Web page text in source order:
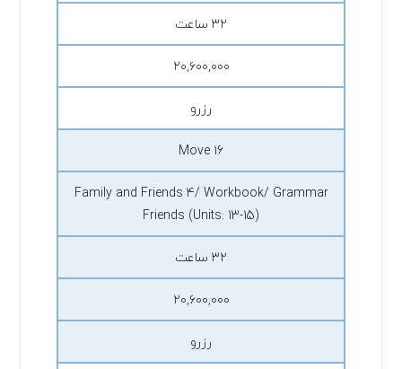
۳۲ ساعت
۲۰,۶۰۰,۰۰۰
رزرو
Move 16
Family and Friends 4/ Workbook/ Grammar
Friends (Units: 13-15)
۳۲ ساعت
۲۰,۶۰۰,۰۰۰
رزرو